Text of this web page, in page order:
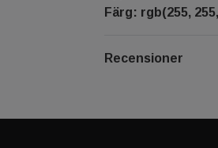
Färg: rgb(255,
Recensioner